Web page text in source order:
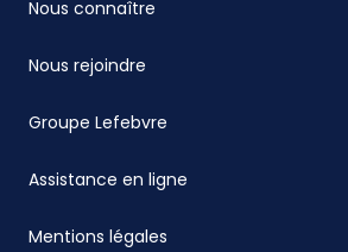
Nous connaître
Nous rejoindre
Groupe Lefebvre
Assistance en ligne
Mentions légales